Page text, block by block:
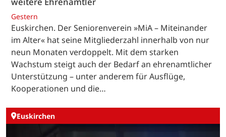
Gestern
Euskirchen. Der Seniorenverein »MiA – Miteinander
im Alter« hat seine Mitgliederzahl innerhalb von nur
neun Monaten verdoppelt. Mit dem starken
Wachstum steigt auch der Bedarf an ehrenamtlicher
Unterstützung – unter anderem für Ausflüge,
Kooperationen und die…
Euskirchen